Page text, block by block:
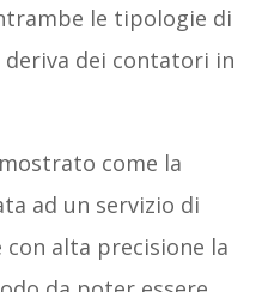
le tipologie di
dei contatori in
come la
ad un servizio di
alta precisione la